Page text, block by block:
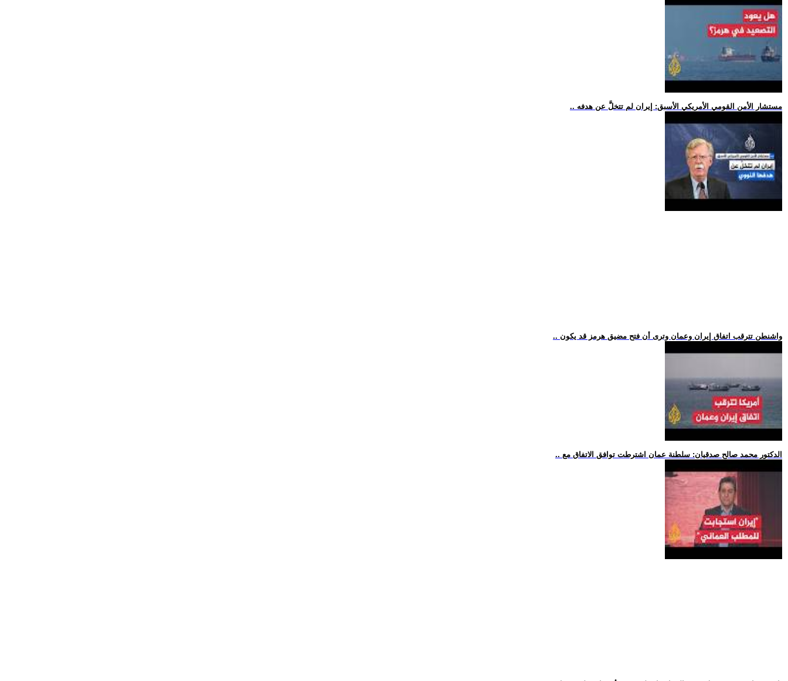
.. مستشار الأمن القومي الأمريكي الأسبق: إيران لم تتخلَّ عن هدفه
.. واشنطن تترقب اتفاق إيران وعمان وترى أن فتح مضيق هرمز قد يكون
.. الدكتور محمد صالح صدقيان: سلطنة عمان اشترطت توافق الاتفاق مع